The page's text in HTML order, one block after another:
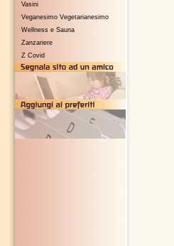
Vasini
Veganesimo Vegetarianesimo
Wellness e Sauna
Zanzariere
Z Covid